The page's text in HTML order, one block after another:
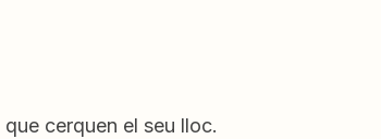
cerquen el seu lloc.